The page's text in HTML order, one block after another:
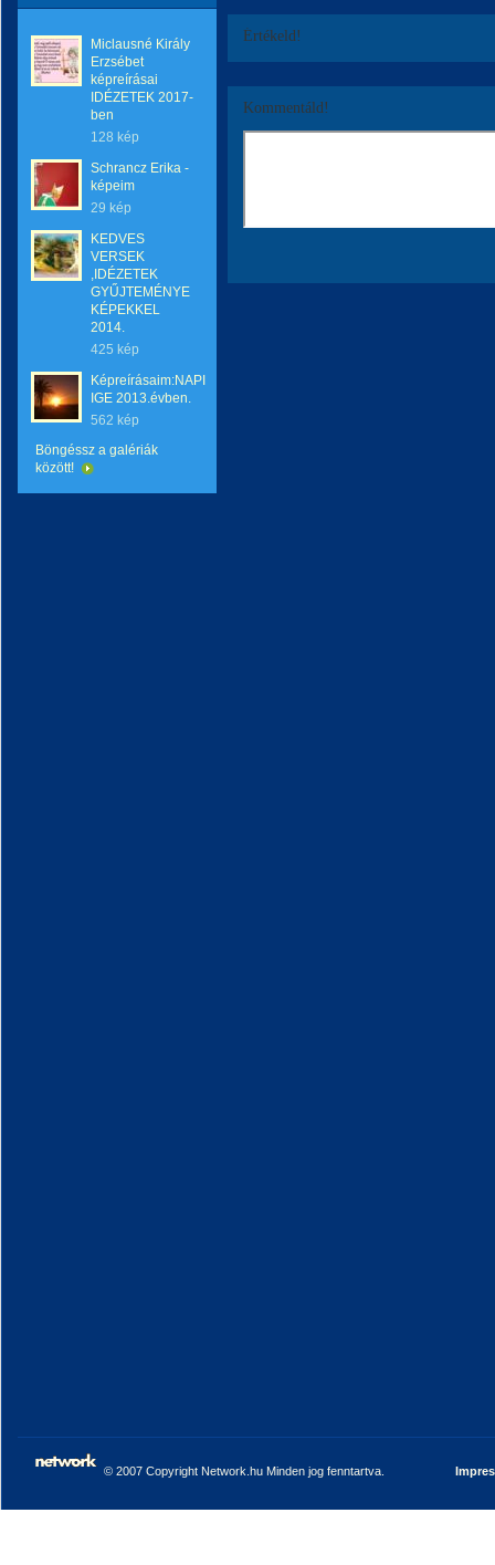
Miclausné Király
Erzsébet
képreírásai
IDÉZETEK 2017-
ben
128 kép
Schrancz Erika -
képeim
29 kép
KEDVES
VERSEK
,IDÉZETEK
GYŰJTEMÉNYE
KÉPEKKEL
2014.
425 kép
Képreírásaim:NAPI
IGE 2013.évben.
562 kép
Böngéssz a galériák
között!
Értékeld!
Kommentáld!
© 2007 Copyright Network.hu Minden jog fenntartva.